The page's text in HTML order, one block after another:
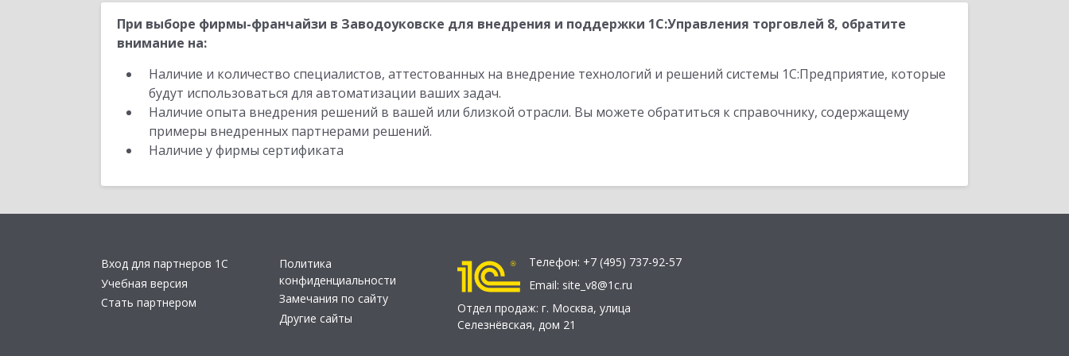
При выборе фирмы-франчайзи в Заводоуковске для внедрения и поддержки 1С:Управления торговлей 8, обратите
внимание на:
Наличие и количество специалистов, аттестованных на внедрение технологий и решений системы 1С:Предприятие, которые
будут использоваться для автоматизации ваших задач.
Наличие опыта внедрения решений в вашей или близкой отрасли. Вы можете обратиться к справочнику, содержащему
примеры внедренных партнерами решений.
Наличие у фирмы сертификата
Вход для партнеров 1С
Учебная версия
Стать партнером
Политика
конфиденциальности
Замечания по сайту
Другие сайты
Телефон: +7 (495) 737-92-57
Email: site_v8@1c.ru
Отдел продаж: г. Москва, улица
Селезнёвская, дом 21